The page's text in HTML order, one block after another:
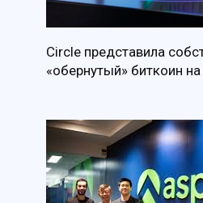
Circle представила
«обернутый» биткоин